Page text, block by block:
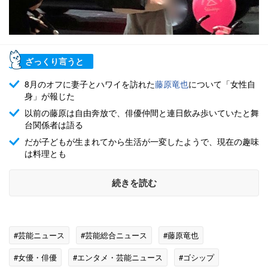
ざっくり言うと
8月のオフに妻子とハワイを訪れた藤原竜也について「女性自
身」が報じた
以前の藤原は自由奔放で、俳優仲間と連日飲み歩いていたと舞
台関係者は語る
だが子どもが生まれてから生活が一変したようで、現在の趣味
は料理とも
続きを読む
#芸能ニュース #芸能総合ニュース
#藤原竜也
#女優・俳優
#エンタメ・芸能ニュース #ゴシップ